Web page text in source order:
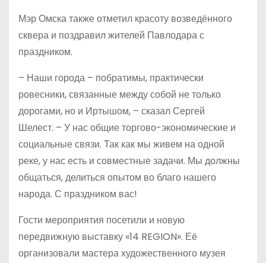
Мэр Омска также отметил красоту возведённого
сквера и поздравил жителей Павлодара с
праздником.
– Наши города – побратимы, практически
ровесники, связанные между собой не только
дорогами, но и Иртышом, – сказал Сергей
Шелест. – У нас общие торгово-экономические и
социальные связи. Так как мы живем на одной
реке, у нас есть и совместные задачи. Мы должны
общаться, делиться опытом во благо нашего
народа. С праздником вас!
Гости мероприятия посетили и новую
передвижную выставку «14 REGION». Её
организовали мастера художественного музея